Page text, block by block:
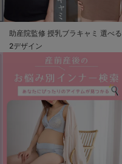
助産院監修 授乳ブラキャミ 選べる
2デザイン